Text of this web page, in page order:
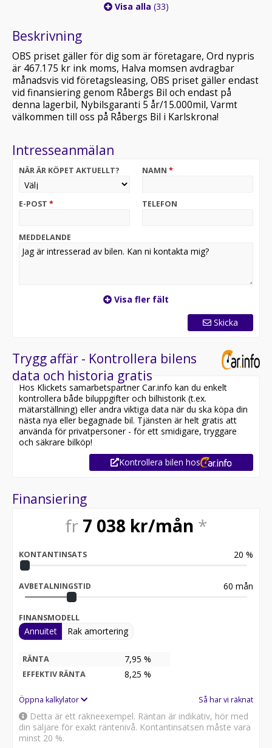
Visa alla (33)
Beskrivning
OBS priset gäller för dig som är företagare, Ord nypris
är 467.175 kr ink moms, Halva momsen avdragbar
månadsvis vid företagsleasing, OBS priset gäller endast
vid finansiering genom Råbergs Bil och endast på
denna lagerbil, Nybilsgaranti 5 år/15.000mil, Varmt
välkommen till oss på Råbergs Bil i Karlskrona!
Intresseanmälan
NÄR ÄR KÖPET AKTUELLT? NAMN *
E-POST * TELEFON
MEDDELANDE
Visa fler fält
Skicka
Trygg affär - Kontrollera bilens
data och historia gratis
Hos Klickets samarbetspartner Car.info kan du enkelt
kontrollera både biluppgifter och bilhistorik (t.ex.
mätarställning) eller andra viktiga data när du ska köpa din
nästa nya eller begagnade bil. Tjänsten är helt gratis att
använda för privatpersoner - för ett smidigare, tryggare
och säkrare bilköp!
Kontrollera bilen hos
Finansiering
fr 7 038 kr/mån *
KONTANTINSATS 20 %
AVBETALNINGSTID 60 mån
FINANSMODELL
Annuitet Rak amortering
RÄNTA 7,95 %
EFFEKTIV RÄNTA 8,25 %
Öppna kalkylator Så har vi räknat
Detta är ett räkneexempel. Räntan är indikativ, hör med
din säljare för exakt räntenivå. Kontantinsatsen måste vara
minst 20 %.